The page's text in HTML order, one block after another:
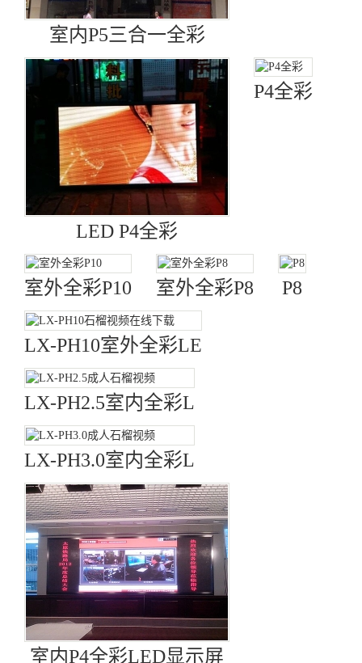
室内P5三合一全彩
LED P4全彩
P4全彩
室外全彩P10 室外全彩P8 P8
LX-PH10室外全彩LE
LX-PH2.5室内全彩L
LX-PH3.0室内全彩L
室内P4全彩LED显示屏